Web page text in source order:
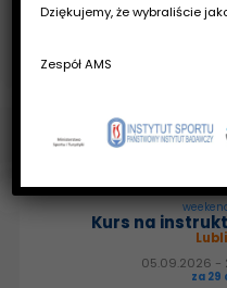
Kurs na
05.09.2026 -
za 29
Dziękujemy, że wybraliście
Zespół AMS